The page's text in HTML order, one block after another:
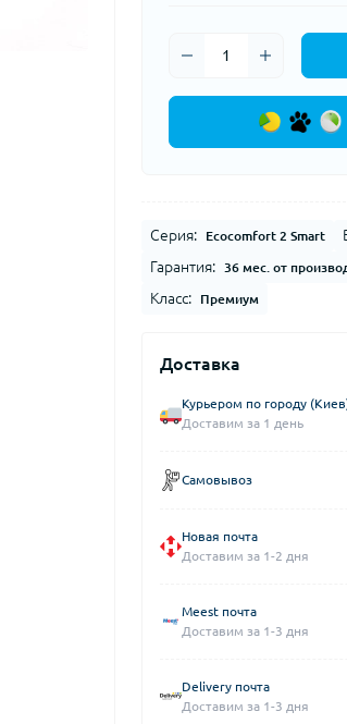
Серия: Ecocomfort 2 Smart
Гарантия: 36 мес. от
Класс: Премиум
Доставка
Курьером по городу
Доставим за 1 день
Самовывоз
Новая почта
Доставим за 1-2 дня
Meest почта
Доставим за 1-3 дня
Delivery почта
Доставим за 1-3 дня